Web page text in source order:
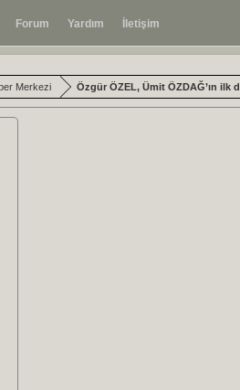
Forum Yardım İletişim
Merkezi Özgür ÖZEL, Ümit ÖZDAĞ’ın ilk